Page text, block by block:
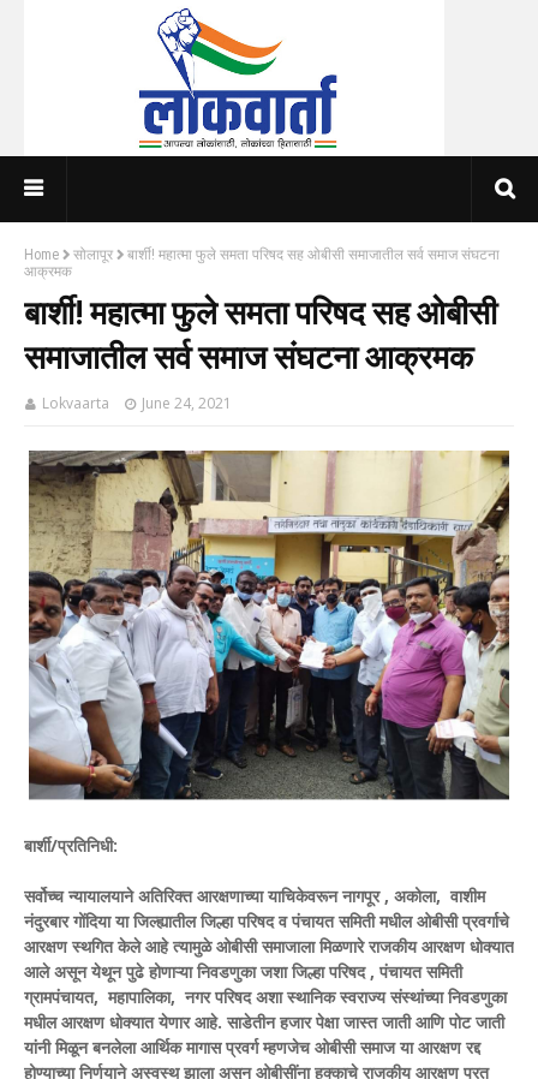
Home सोलापूर
बार्शी! महात्मा फुले समता परिषद सह ओबीसी समाजातील सर्व समाज संघटना
आक्रमक
बार्शी! महात्मा फुले समता परिषद सह ओबीसी
समाजातील सर्व समाज संघटना आक्रमक
Lokvaarta June 24, 2021
बार्शी/प्रतिनिधी:
सर्वोच्च न्यायालयाने अतिरिक्त आरक्षणाच्या याचिकेवरून नागपूर , अकोला, वाशीम
नंदुरबार गोंदिया या जिल्ह्यातील जिल्हा परिषद व पंचायत समिती मधील ओबीसी प्रवर्गाचे
आरक्षण स्थगित केले आहे त्यामुळे ओबीसी समाजाला मिळणारे राजकीय आरक्षण धोक्यात
आले असून येथून पुढे होणाऱ्या निवडणुका जशा जिल्हा परिषद , पंचायत समिती
ग्रामपंचायत, महापालिका, नगर परिषद अशा स्थानिक स्वराज्य संस्थांच्या निवडणुका
मधील आरक्षण धोक्यात येणार आहे. साडेतीन हजार पेक्षा जास्त जाती आणि पोट जाती
यांनी मिळून बनलेला आर्थिक मागास प्रवर्ग म्हणजेच ओबीसी समाज या आरक्षण रद्द
होण्याच्या निर्णयाने अस्वस्थ झाला असून ओबीसींना हक्काचे राजकीय आरक्षण परत